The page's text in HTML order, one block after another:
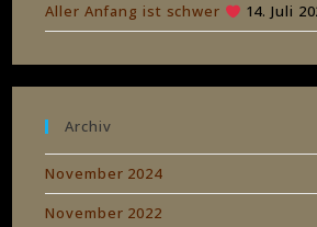
Aller Anfang ist schwer
14. Juli
Archiv
November 2024
November 2022